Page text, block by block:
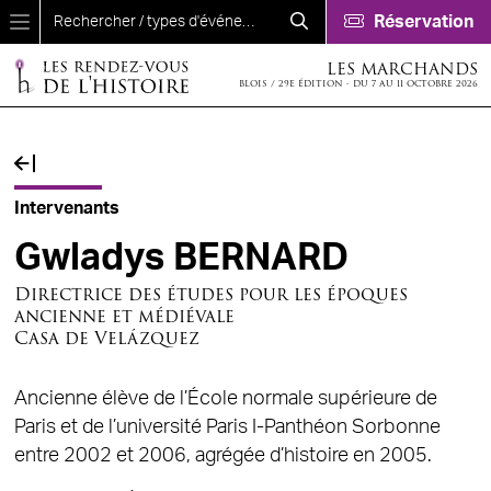
Aller au contenu principal
Réservation
LES MARCHANDS
BLOIS / 29E ÉDITION - DU 7 AU 11 OCTOBRE 2026
Fil d'Ariane
Intervenants
Gwladys BERNARD
Directrice des études pour les époques
ancienne et médiévale
Casa de Velázquez
Ancienne élève de l’École normale supérieure de
Paris et de l’université Paris I-Panthéon Sorbonne
entre 2002 et 2006, agrégée d’histoire en 2005.